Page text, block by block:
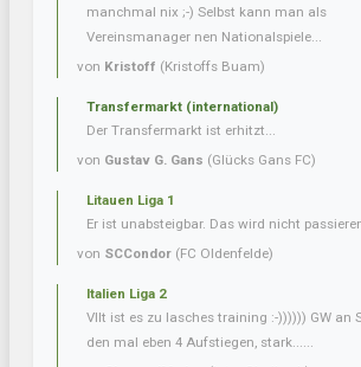
manchmal nix ;-) Selbst kann man als
Vereinsmanager nen Nationalspiele...
von Kristoff (Kristoffs Buam)
Transfermarkt (international)
Der Transfermarkt ist erhitzt...
von Gustav G. Gans (Glücks Gans FC)
Litauen Liga 1
Er ist unabsteigbar. Das wird nicht
von SCCondor (FC Oldenfelde)
Italien Liga 2
Vllt ist es zu lasches training :-)))))) GW an
den mal eben 4 Aufstiegen, stark......